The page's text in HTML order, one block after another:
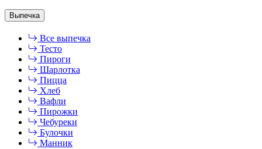
Выпечка
Все выпечка
Тесто
Пироги
Шарлотка
Пицца
Хлеб
Вафли
Пирожки
Чебуреки
Булочки
Манник